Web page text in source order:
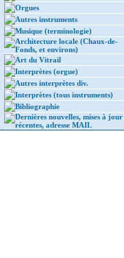
Orgues
Autres instruments
Musique (terminologie)
Architecture locale (Chaux-de-
Fonds, et environs)
Art du Vitrail
Interprètes (orgue)
Autres interprètes div.
Interprètes (tous instruments)
Bibliographie
Dernières nouvelles, mises à jour
récentes, adresse MAIL